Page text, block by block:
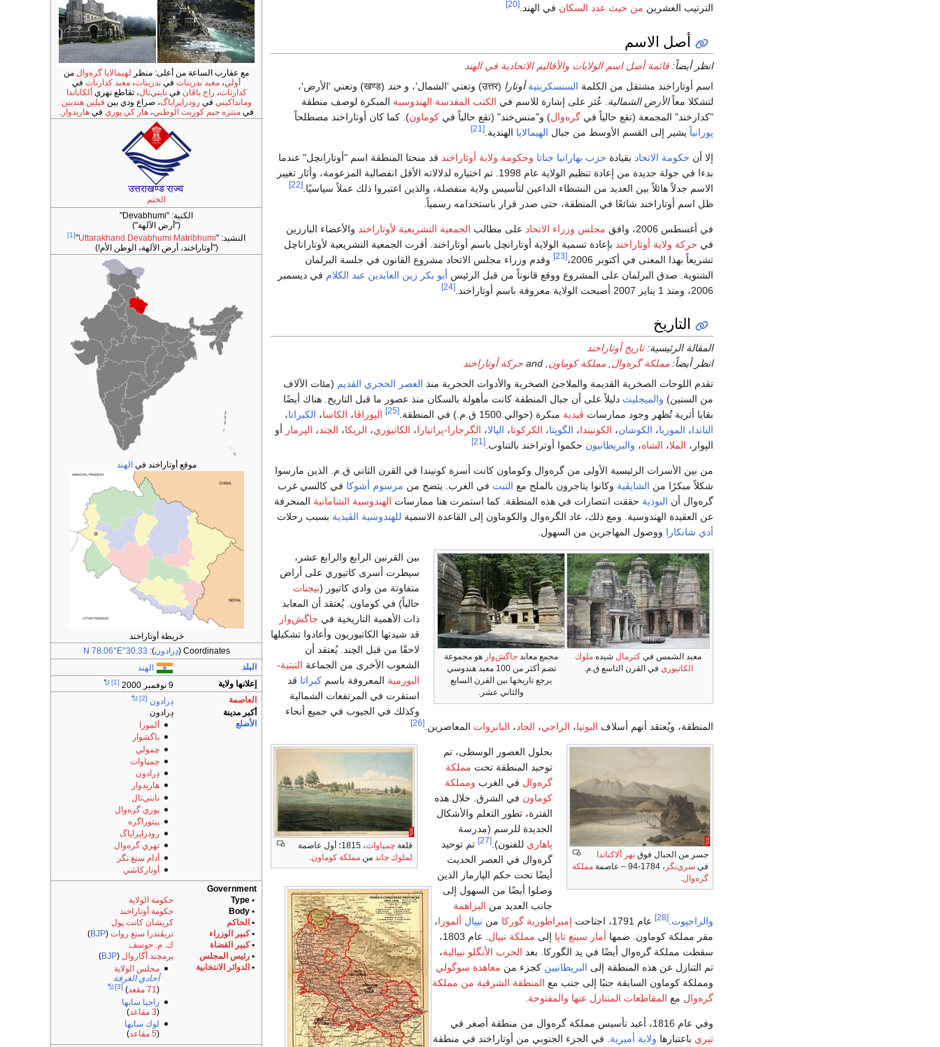
مع عقارب الساعة من أعلى: منظر لهيمالايا گره‌وال من
أولي، معبد بدرينات في بدرينات، معبد كدارنات في
كدارنات، راج باڤان فينايني‌تال، تقاطع نهريألكاناندا
ومانداكيني في رودراپراياگ، صراع ودي بين فيلين هنديين
فيمنتزه جيم كوربت الوطني،هار كي پوري فيهاريدوار.
الختم
الكنية: "Devabhumi"
("أرض الآلهة")
النشيد: "Uttarakhand Devabhumi Matribhumi
"
[1]
("أوتاراخند، أرض الآلهة، الوطن الأم!)
موقع أوتاراخند فيالهند
خريطة أوتاراخند
Coordinates ( دِرادون):
30.33°N 78.06°E
البلد
الهند
إعلانها ولاية
9 نوفمبر 2000 [1]
العاصمة دِرادون [2]
أكبر مدينة
دِرادون
الأضلع
ألمورا
باگشوار
چمولي
چمپاوات
دِرادون
هاريدوار
نايني‌تال
پوري گره‌وال
پيتوراگره
رودراپراياگ
تهري گره‌وال
أدام سنغ نگر
أوتاركاشي
Government
• Type
حكومة الولاية
• Body
حكومة أوتاراخند
• الحاكم
كريشان كانت پول
•كبير الوزراء تريڤندرا سنغ روات (
BJP
)
•كبير القضاة
ك. م. جوسف
•رئيس المجلس پرمچند أگاروال (
BJP
)
• الدوائر الانتخابية
مجلس الولاية
أحادي الغرفة
(71 مقعد )
[3]
راجيا سابها
(3 مقاعد
)
لوك سابها
(5 مقاعد
)
الترتيب العشرين من حيث عدد السكان في الهند. [20]
أصل الاسم
انظر أيضاً: قائمة أصل اسم الولايات والأقاليم الاتحادية في الهند
اسم أوتاراخند مشتقل من الكلمة السنسكريتية أوتارا (
उत्तर) وتعني 'الشمال'، و خند (
खण्ड) وتعني 'الأرض'،
لتشكلا معاًالأرض الشمالية . عُثر على إشارة للاسم في الكتب المقدسة الهندوسية المبكرة لوصف منطقة
"كدارخند" المجمعة (تقع حالياً في گره‌وال) و"منس‌خند" (تقع حالياً في كوماون). كما كان أوتاراخند مصطلحاً
پورانياً يشير إلى القسم الأوسط من جبال الهيمالايا الهندية. [21]
إلا أن حكومة الاتحاد بقيادة حزب بهاراتيا جناتا وحكومة ولاية أوتاراخند قد منحتا المنطقة اسم "أوتارانچل" عندما
بدءا في جولة جديدة من إعادة تنظيم الولاية عام 1998. تم اختياره لدلالاته الأقل انفصالية المزعومة، وأثار تغيير
الاسم جدلاً هائلاً بين العديد من النشطاء الداعين لتأسيس ولاية منفصلة، والذين اعتبروا ذلك عملاً سياسيًا. [22]
ظل اسم أوتاراخند شائعًا في المنطقة، حتى صدر قرار باستخدامه رسمياً.
في أغسطس 2006، وافق مجلس وزراء الاتحاد على مطالب الجمعية التشريعية لأوتاراخند والأعضاء البارزين
في حركة ولاية أوتاراخند بإعادة تسمية الولاية أوتارانچل باسم أوتاراخند. أقرت الجمعية التشريعية لأوتاراناچل
تشريعاً بهذا المعنى في أكتوبر 2006،
[23]
وقدم وزراء مجلس الاتحاد مشروع القانون في جلسة البرلمان
الشتوية. صدق البرلمان على المشروع ووقع قانوناً من قبل الرئيس أبو بكر زين العابدين عبد الكلام في ديسمبر
2006، ومنذ 1 يناير 2007 أصبحت الولاية معروفة باسم أوتاراخند.
[24]
التاريخ
المقالة الرئيسية:تاريخ أوتاراخند
انظر أيضاً: مملكة گره‌وال مملكة كوماون
حركة أوتاراخند
تقدم اللوحات الصخرية القديمة والملاجئ الصخرية والأدوات الحجرية منذ العصر الحجري القديم (مئات الآلاف
من السنين) والميجليث دليلاً على أن جبال المنطقة كانت مأهولة بالسكان منذ عصور ما قبل التاريخ. هناك أيضًا
بقايا أثرية تُظهر وجود ممارسات ڤيدية مبكرة (حوالي 1500 ق.م.) في المنطقة. [25] الپوراڤا، الكاسا، الكيراتا،
الناندا، الموريا، الكوشان، الكونيندا، الگوپتا، الكركوتا، الپالا، الگرجارا-پراتيارا، الكاتيوري، الريكا، الچند، الپرمار أو
الپوار، الملا، الشاه، والبريطانيون حكموا أوتراخند بالتناوب. [21]
من بين الأسرات الرئيسية الأولى من گره‌وال وكوماون كانت أسرة كونيندا في القرن الثاني ق.م. الذين مارسوا
شكلاً مبكرًا من الشايڤية وكانوا يتاجرون بالملح مع التبت في الغرب. يتضح من مرسوم أشوكا في كالسي غرب
گره‌وال أن البوذية حققت انتصارات في هذه المنطقة. كما استمرت هنا ممارسات الهندوسية الشامانية المنحرفة
عن العقيدة الهندوسية. ومع ذلك، عاد الگره‌وال والكوماون إلى القاعدة الاسمية للهندوسية الڤيدية بسبب رحلات
أدي شانكارا ووصول المهاجرين من السهول.
معبد الشمس في كترمال شيده ملوك
الكاتيوري في القرن التاسع ق.م.
مجمع معابد جاگش‌وار هو مجموعة
تضم أكثر من 100 معبد هندوسي
يرجع تاريخها بين القرن السابع
والثاني عشر.
بين القرنين الرابع والرابع عشر،
سيطرت أسرى كاتيوري على أراض
متفاوتة من وادي كاتيور (بيجنات
حالياً) في كوماون. يُعتقد أن المعابد
ذات الأهمية التاريخية في جاگش‌وار
قد شيدتها الكاتيوريون وأعادوا تشكيلها
لاحقًا من قبل الچند. يُعتقد أن
الشعوب الأخرى من الجماعة التبتية-
البورمية المعروفة باسم كيراتا قد
استقرت في المرتفعات الشمالية
وكذلك في الجيوب في جميع أنحاء
المنطقة، ويُعتقد أنهم أسلاف البوتيا، الراجي، الجاد، البانروات المعاصرين. [26]
جسر من الحبال فوق نهر ألاكناندا
في سري‌نگر ، 1784-94 – عاصمة
مملكة
گره‌وال.
قلعة چمپاوات، 1815؛ أول عاصمة
لملوك چاندمن مملكة كوماون.
بحلول العصور الوسطى، تم
توحيد المنطقة تحت مملكة
گره‌وال في الغرب ومملكة
كوماون في الشرق. خلال هذه
الفترة، تطور التعلم والأشكال
الجديدة للرسم (مدرسة
پاهاري للفنون). [27]
تم توحيد
گره‌وال في العصر الحديث
أيضًا تحت حكم الپارمار الذين
وصلوا أيضًا من السهول إلى
جانب العديد من البراهمة
والراجپوت [28] عام 1791، اجتاحت إمبراطورية گوركا من نيپال ألمورا،
مقر مملكة كوماون. ضمها أمار سينغ تاپا إلى مملكة نيپال
. عام 1803،
سقطت مملكة گره‌وال أيضًا في يد الگوركا. بعد الحرب الأنگلو نيپالية،
تم التنازل عن هذه المنطقة إلى البريطانيين كجزء من معاهدة سوگولي
ومملكة كوماون السابقة جنبًا إلى جنب مع المنطقة الشرقية من مملكة
گره‌وال مع المقاطعات المتنازل عنها والمفتوحة
وفي عام 1816، أعيد تأسيس مملكة گره‌وال من منطقة أصغر في
تيري باعتبارها ولاية أميرية . في الجزء الجنوبي من أوتاراخند في منطقة